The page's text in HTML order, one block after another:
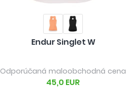
Endur Singlet W
Odporúčaná maloobchodná cena
45,0 EUR